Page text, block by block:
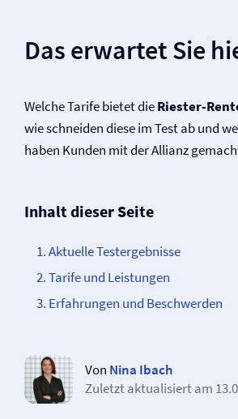
Das erwartet Sie
Welche Tarife bietet dieRiester-
wie schneiden diese im Test ab und
haben Kunden mit der Allianz
Inhalt dieser Seite
Aktuelle Testergebnisse
Tarife und Leistungen
Erfahrungen und Beschwerden
Von Nina Ibach
Zuletzt aktualisiert am